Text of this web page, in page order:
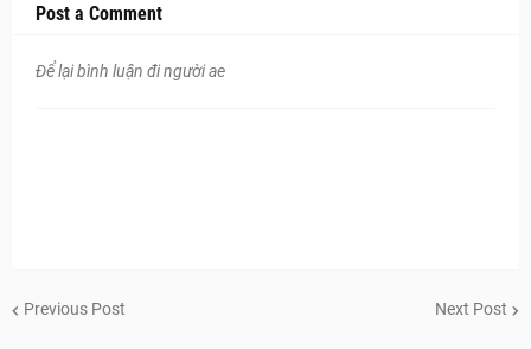
Post a Comment
Để lại bình luận đi người ae
Previous Post Next Post